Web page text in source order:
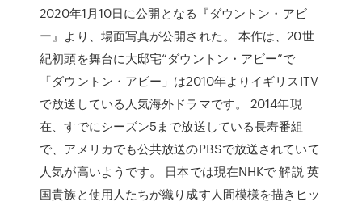
2020年1月10日に公開となる『ダウントン・アビ
ー』より、場面写真が公開された。 本作は、20世
紀初頭を舞台に大邸宅“ダウントン・アビー”で
「ダウントン・アビー」は2010年よりイギリスITV
で放送している人気海外ドラマです。 2014年現
在、すでにシーズン5まで放送している長寿番組
で、アメリカでも公共放送のPBSで放送されていて
人気が高いようです。 日本では現在NHKで 解説 英
国貴族と使用人たちが織り成す人間模様を描きヒッ